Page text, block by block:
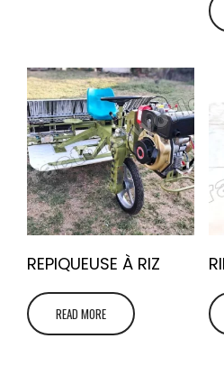
REPIQUEUSE À RIZ
READ MORE